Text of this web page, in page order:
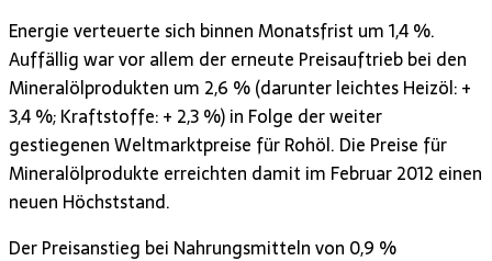
Energie verteuerte sich binnen Monatsfrist um 1,4 %.
Auffällig war vor allem der erneute Preisauftrieb bei den
Mineralölprodukten um 2,6 % (darunter leichtes Heizöl: +
3,4 %; Kraftstoffe: + 2,3 %) in Folge der weiter
gestiegenen Weltmarktpreise für Rohöl. Die Preise für
Mineralölprodukte erreichten damit im Februar 2012 einen
neuen Höchststand.
Der Preisanstieg bei Nahrungsmitteln von 0,9 %